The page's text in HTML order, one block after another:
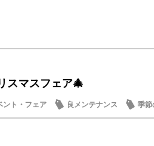
スマスフェア🎄
ント・フェア 良メンテナンス 季節